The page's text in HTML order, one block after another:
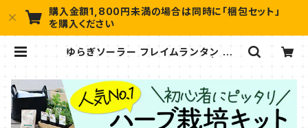
購入金額1,800円未満の場合は同時に「梱包セット」
を購入ください
ゆらぎソーラー フレイムランタン ウェ